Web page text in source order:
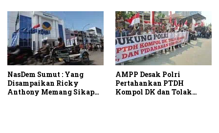
NasDem Sumut : Yang
Disampaikan Ricky
Anthony Memang Sikap
AMPP Desak Polri
Pertahankan PTDH
Kompol DK dan Tolak